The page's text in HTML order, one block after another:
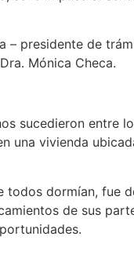
– presidente de
Mónica Checa.
sucedieron entre
una vivienda
dormían, fue
de sus